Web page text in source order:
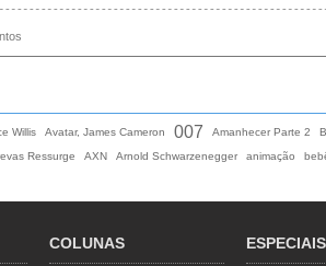
Willis Avatar, James Cameron 007 Amanhecer Parte 2
Ressurge
AXN Arnold Schwarzenegger animação
COLUNAS ESPECIAIS